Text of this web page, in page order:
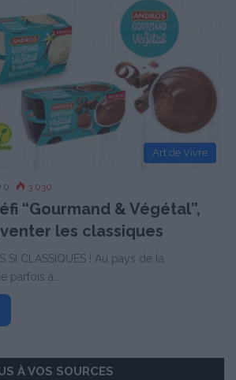
Art de Vivre
0 3 030
“Gourmand & Végétal”,
les classiques
SI CLASSIQUES ! Au pays de la
parfois à…
À VOS SOURCES